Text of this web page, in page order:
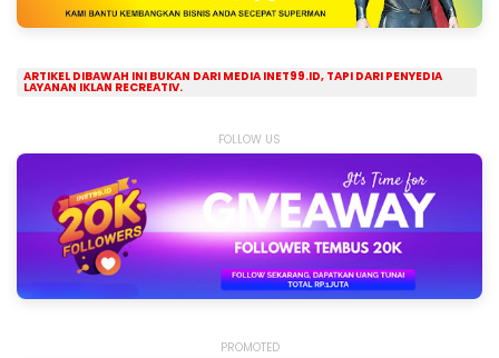
ARTIKEL DIBAWAH INI BUKAN DARI MEDIA INET99.ID, TAPI DARI PENYEDIA
LAYANAN IKLAN RECREATIV.
FOLLOW US
PROMOTED